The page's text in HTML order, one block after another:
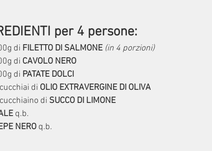
per 4 persone:
di FILETTO DI SALMONE (in 4 porzioni)
di CAVOLO NERO
di PATATE DOLCI
di OLIO EXTRAVERGINE DI OLIVA
di SUCCO DI LIMONE
q.b.
NERO q.b.